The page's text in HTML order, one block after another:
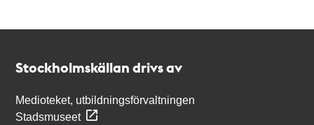
Stockholmskällan drivs av
Medioteket, utbildningsförvaltningen
Stadsmuseet